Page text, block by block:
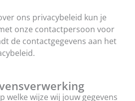
ons privacybeleid kun je
onze contactpersoon voor
de contactgegevens aan het
welke wijze wij jouw gegevens